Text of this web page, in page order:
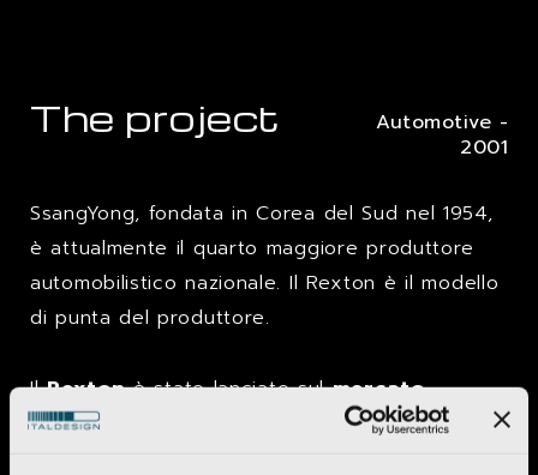
The project
Automotive -
2001
SsangYong, fondata in Corea del Sud nel 1954,
è attualmente il quarto maggiore produttore
automobilistico nazionale. Il Rexton è il modello
di punta del produttore.
IlRextonè stato lanciato sulmercato
coreano
nel 2001 e ha raggiuntol’Europa